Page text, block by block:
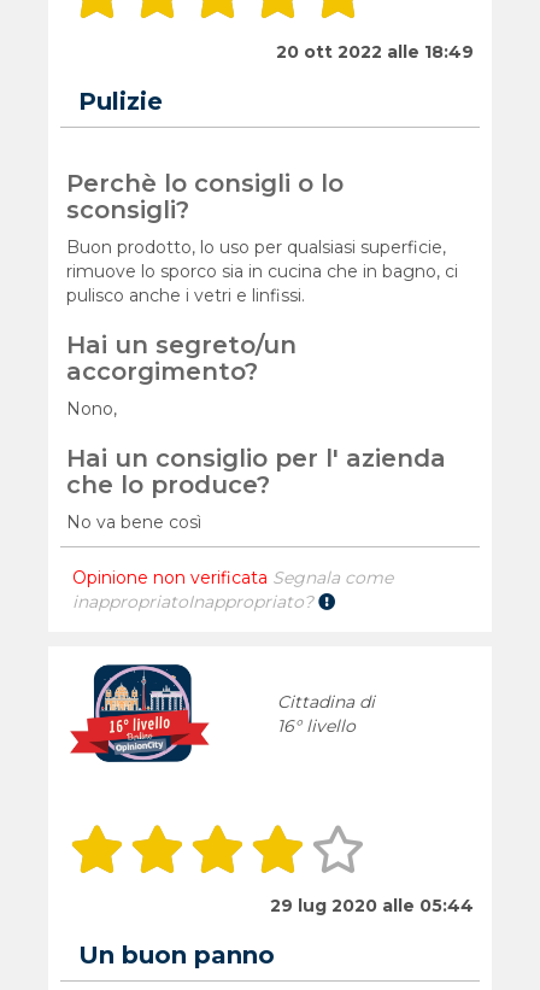
20 ott 2022 alle 18:49
Pulizie
Perchè lo consigli o lo
sconsigli?
Buon prodotto, lo uso per qualsiasi superficie,
rimuove lo sporco sia in cucina che in bagno, ci
pulisco anche i vetri e linfissi.
Hai un segreto/un
accorgimento?
Nono,
Hai un consiglio per l' azienda
che lo produce?
No va bene così
Opinione non verificata Segnala come
inappropriatoInappropriato?
Cittadina di
16° livello
29 lug 2020 alle 05:44
Un buon panno